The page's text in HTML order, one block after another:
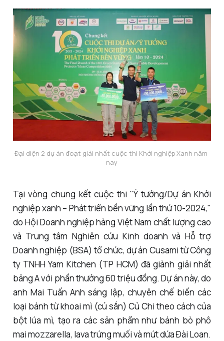
Đại diện 2 dự án đoạt giải nhất cuộc thi Khởi nghiệp Xanh năm
nay
Tại vòng chung kết cuộc thi "Ý tưởng/Dự án Khởi
nghiệp xanh – Phát triển bền vững lần thứ 10-2024,"
do Hội Doanh nghiệp hàng Việt Nam chất lượng cao
và Trung tâm Nghiên cứu Kinh doanh và Hỗ trợ
Doanh nghiệp (BSA) tổ chức, dự án Cusami từ Công
ty TNHH Yam Kitchen (TP HCM) đã giành giải nhất
bảng A với phần thưởng 60 triệu đồng. Dự án này, do
anh Mai Tuấn Anh sáng lập, chuyên chế biến các
loại bánh từ khoai mì (củ sắn) Củ Chi theo cách của
bột lúa mì, tạo ra các sản phẩm như bánh bò phô
mai mozzarella, lava trứng muối và mứt dứa Đài Loan.